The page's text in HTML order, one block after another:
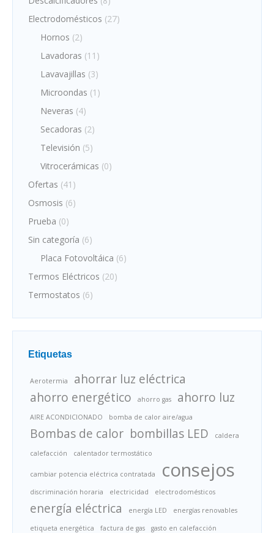
Electrodomésticos (27)
Hornos (2)
Lavadoras (11)
Lavavajillas (3)
Microondas (1)
Neveras (4)
Secadoras (2)
Televisión (5)
Vitrocerámicas (0)
Ofertas (41)
Osmosis (6)
Prueba (0)
Sin categoría (6)
Placa Fotovoltáica (6)
Termos Eléctricos (20)
Termostatos (6)
Etiquetas
Aerotermia
ahorrar luz eléctrica
ahorro energético
ahorro gas ahorro luz
AIRE ACONDICIONADO bomba de calor aire/agua
Bombas de calor bombillas LED caldera
calefacción calentador termostático
cambiar potencia eléctrica contratada consejos
discriminación horaria electricidad electrodomésticos
energía eléctrica energía LED energías renovables
etiqueta energética factura de gas gasto en calefacción